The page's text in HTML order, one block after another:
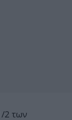
2 των